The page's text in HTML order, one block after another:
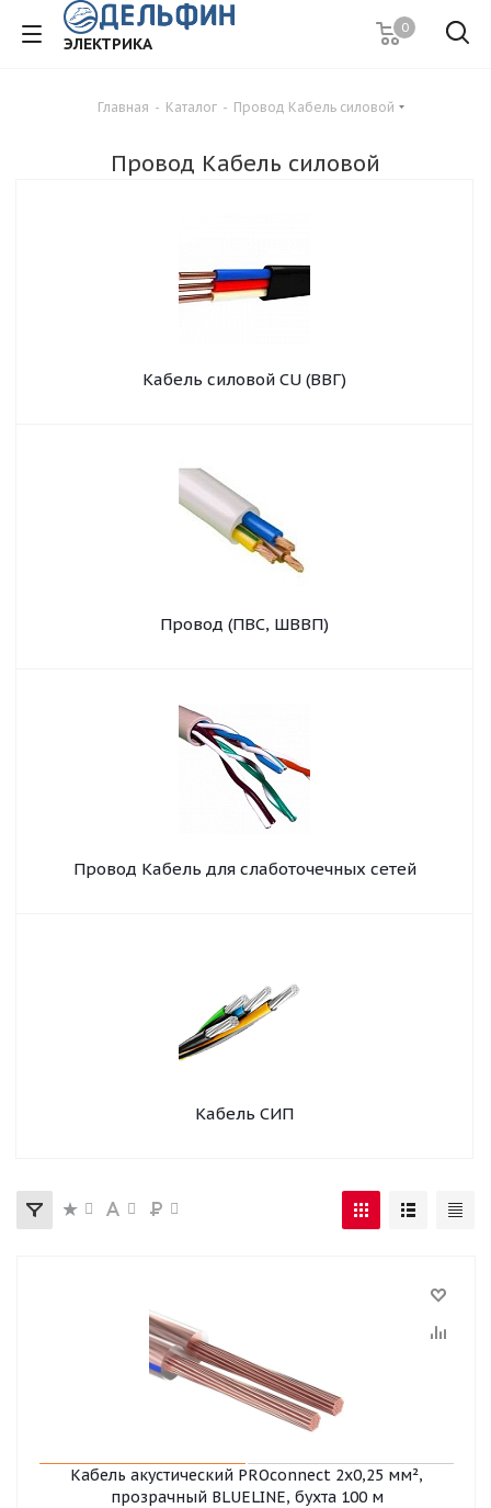
ЭЛЕКТРИКА
0
Главная - Каталог - Провод Кабель силовой
Провод Кабель силовой
Кабель силовой CU (BBГ)
Провод (ПВС, ШВВП)
Провод Кабель для слаботочечных сетей
Кабель СИП
Кабель акустический PROconnect 2х0,25 мм²,
прозрачный BLUELINE, бухта 100 м